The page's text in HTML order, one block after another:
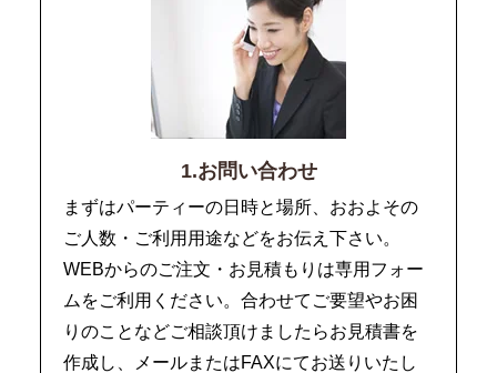
1.お問い合わせ
まずはパーティーの日時と場所、おおよその
ご人数・ご利用用途などをお伝え下さい。
WEBからのご注文・お見積もりは専用フォー
ムをご利用ください。合わせてご要望やお困
りのことなどご相談頂けましたらお見積書を
作成し、メールまたはFAXにてお送りいたし